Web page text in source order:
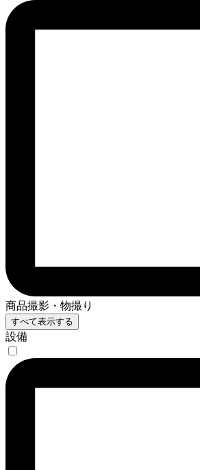
商品撮影・物撮り
すべて表示する
設備